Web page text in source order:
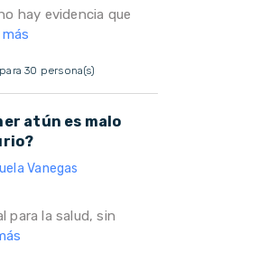
hay evidencia que
30 persona(s)
atún es malo
Vanegas
para la salud, sin